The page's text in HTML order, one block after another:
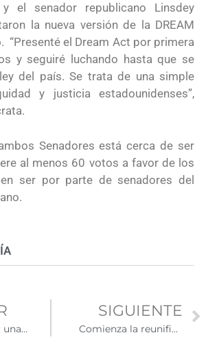
el senador republicano Linsdey
la nueva versión de la DREAM
“Presenté el Dream Act por primera
y seguiré luchando hasta que se
del país. Se trata de una simple
y justicia estadounidenses”,
Senadores está cerca de ser
al menos 60 votos a favor de los
ser por parte de senadores del
¿Cómo obtener una visa de trabajo en Estados Unidos?
SIGUIENTE
Comienza la reunificación de familias migrantes en Estados Unidos